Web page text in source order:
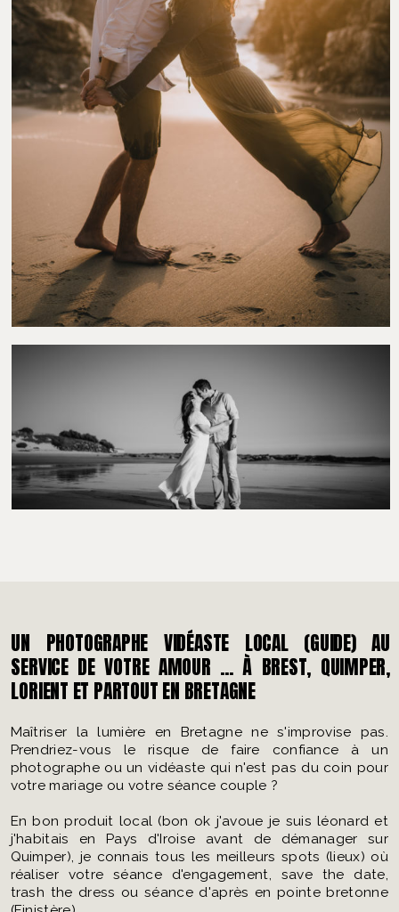
UN PHOTOGRAPHE VIDÉASTE LOCAL (GUIDE) AU
SERVICE DE VOTRE AMOUR ... À BREST, QUIMPER,
LORIENT ET PARTOUT EN BRETAGNE
Maîtriser la lumière en Bretagne ne s'improvise pas.
Prendriez-vous le risque de faire confiance à un
photographe ou un vidéaste qui n'est pas du coin pour
votre mariage ou votre séance couple ?
En bon produit local (bon ok j'avoue je suis léonard et
j'habitais en Pays d'Iroise avant de démanager sur
Quimper), je connais tous les meilleurs spots (lieux) où
réaliser votre séance d'engagement, save the date,
trash the dress ou séance d'après en pointe bretonne